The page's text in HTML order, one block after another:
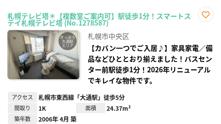
札幌テレビ塔＊【複数室ご案内可】駅徒歩1分！スマートス
テイ札幌テレビ塔 (No.1278587)
録
札幌市中央区
【カバン一つでご入居♪】家具家電／備
品などひととおり揃えました！バスセン
ター前駅徒歩1分！2026年リニューアル
でキレイな物件です。
アクセス 札幌市東西線「大通駅」徒歩5分
間取り 1K 面積 24.37m²
築年数 2006年 4月 築